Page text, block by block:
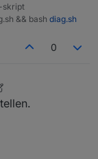
skript
&& bash diag.sh
0
Juni 2026, 17:55